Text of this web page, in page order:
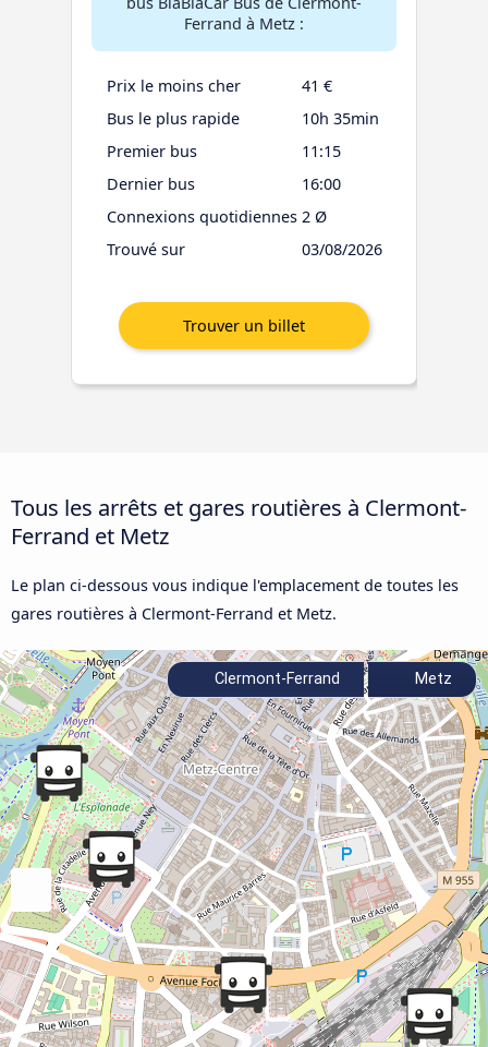
Ferrand à Metz :
Prix le moins cher
41 €
Bus le plus rapide
10h 35min
Premier bus
11:15
Dernier bus
16:00
Connexions quotidiennes 2 Ø
Trouvé sur
03/08/2026
Tous les arrêts et gares routières à Clermont-
Ferrand et Metz
Le plan ci-dessous vous indique l'emplacement de toutes les
gares routières à Clermont-Ferrand et Metz.
Clermont-Ferrand Metz